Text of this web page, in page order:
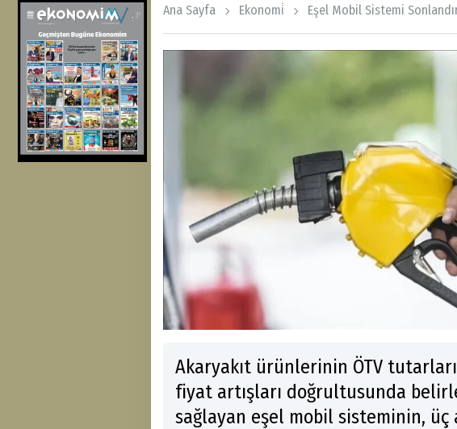
Ana Sayfa Ekonomi̇ Eşel Mobil Sistemi
Akaryakıt ürünlerinin ÖTV
fiyat artışları doğrultusunda
sağlayan eşel mobil sisteminin, üç